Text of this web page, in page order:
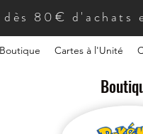
80€ d'achats
Boutique Cartes à l'Unité